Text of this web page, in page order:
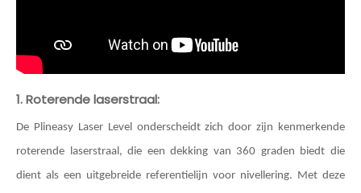
1. Roterende laserstraal:
De Plineasy Laser Level onderscheidt zich door zijn kenmerkende
roterende laserstraal, die een dekking van 360 graden biedt die
dient als een uitgebreide referentielijn voor nivellering. Met deze